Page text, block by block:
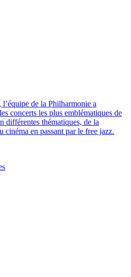
l’équipe de la Philharmonie a
concerts les plus emblématiques de
différentes thématiques, de la
cinéma en passant par le free jazz.